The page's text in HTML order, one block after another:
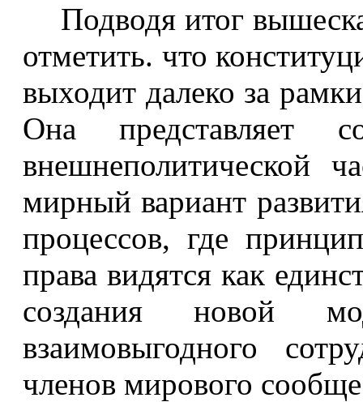
Подводя итог
отметить. что
выходит далеко за
Она представляет
внешнеполитической
мирный вариант
процессов, где
права видятся как
создания новой
взаимовыгодного
членов мирового